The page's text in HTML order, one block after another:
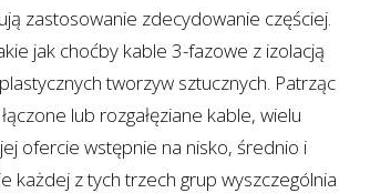
zastosowanie zdecydowanie częściej.
jak choćby kable 3-fazowe z izolacją
tworzyw sztucznych. Patrząc
lub rozgałęziane kable, wielu
ofercie wstępnie na nisko, średnio i
z tych trzech grup wyszczególnia